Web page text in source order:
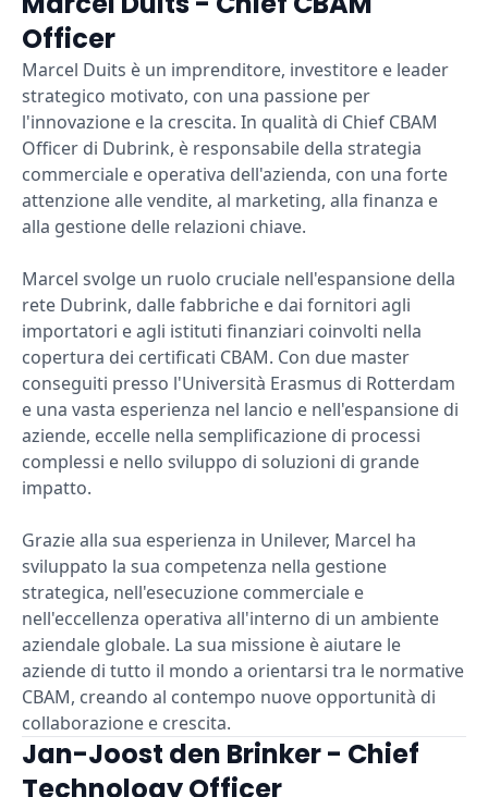
Officer
Marcel Duits è un imprenditore, investitore e leader
strategico motivato, con una passione per
l'innovazione e la crescita. In qualità di Chief CBAM
Officer di Dubrink, è responsabile della strategia
commerciale e operativa dell'azienda, con una forte
attenzione alle vendite, al marketing, alla finanza e
alla gestione delle relazioni chiave.
Marcel svolge un ruolo cruciale nell'espansione della
rete Dubrink, dalle fabbriche e dai fornitori agli
importatori e agli istituti finanziari coinvolti nella
copertura dei certificati CBAM. Con due master
conseguiti presso l'Università Erasmus di Rotterdam
e una vasta esperienza nel lancio e nell'espansione di
aziende, eccelle nella semplificazione di processi
complessi e nello sviluppo di soluzioni di grande
impatto.
Grazie alla sua esperienza in Unilever, Marcel ha
sviluppato la sua competenza nella gestione
strategica, nell'esecuzione commerciale e
nell'eccellenza operativa all'interno di un ambiente
aziendale globale. La sua missione è aiutare le
aziende di tutto il mondo a orientarsi tra le normative
CBAM, creando al contempo nuove opportunità di
collaborazione e crescita.
Jan-Joost den Brinker - Chief
Technology Officer